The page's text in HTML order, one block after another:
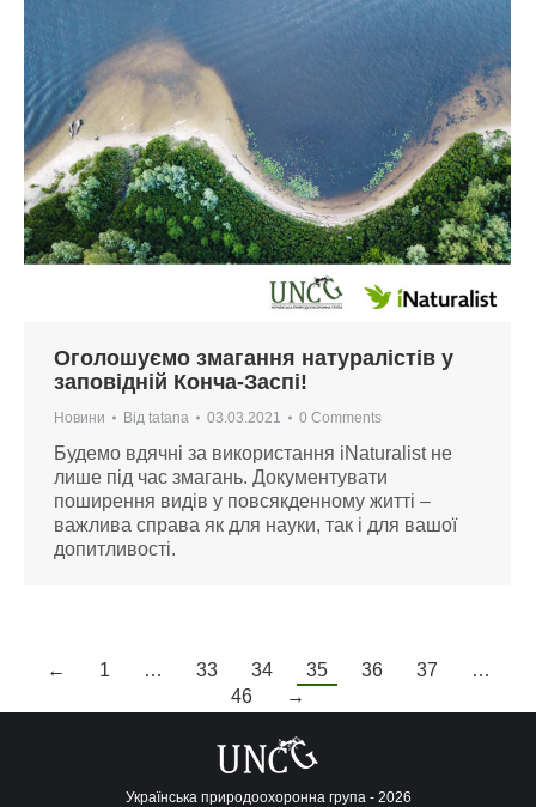
Оголошуємо змагання натуралістів у
заповідній Конча-Заспі!
Новини Від tatana 03.03.2021 0 Comments
Будемо вдячні за використання iNaturalist не
лише під час змагань. Документувати
поширення видів у повсякденному житті –
важлива справа як для науки, так і для вашої
допитливості.
← 1 … 33 34 35 36 37
…
46
→
Українська природоохоронна група - 2026